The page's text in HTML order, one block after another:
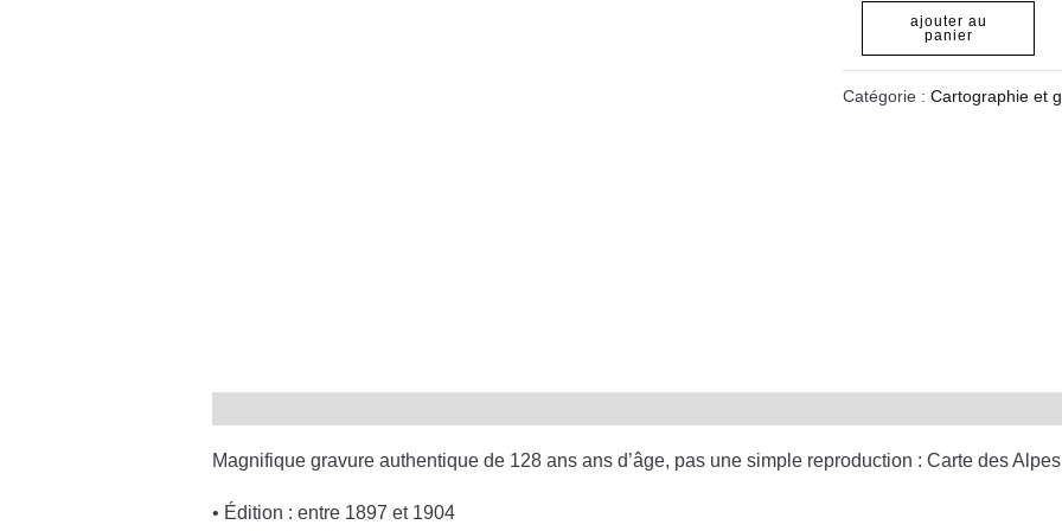
ajouter au
panier
Catégorie :Cartographie et
Magnifique gravure authentique de 128 ans ans d’âge, pas une simple reproduction : Carte des Alpes
• Édition : entre 1897 et 1904